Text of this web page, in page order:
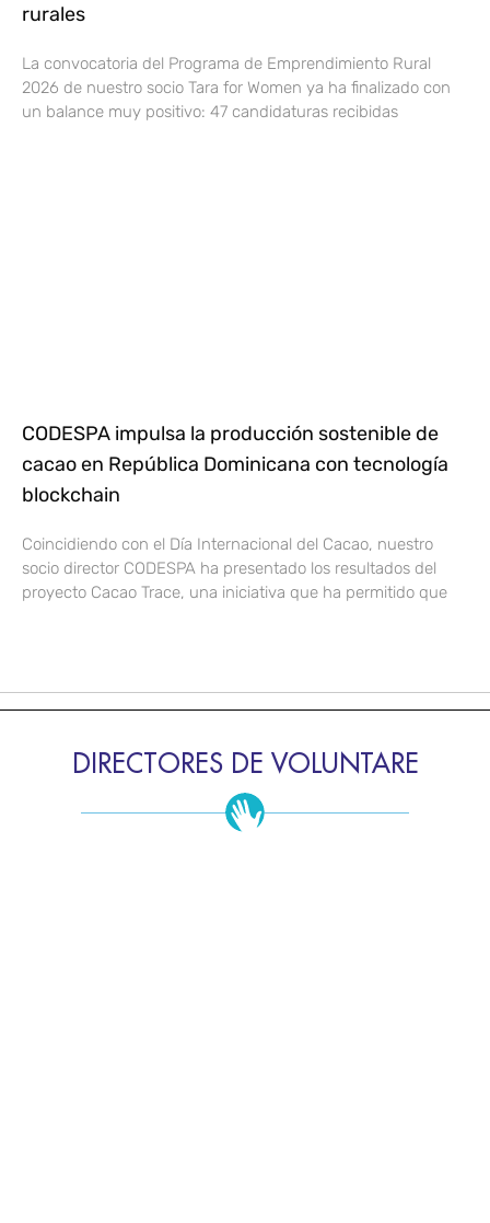
rurales
La convocatoria del Programa de Emprendimiento Rural
2026 de nuestro socio Tara for Women ya ha finalizado con
un balance muy positivo: 47 candidaturas recibidas
CODESPA impulsa la producción sostenible de
cacao en República Dominicana con tecnología
blockchain
Coincidiendo con el Día Internacional del Cacao, nuestro
socio director CODESPA ha presentado los resultados del
proyecto Cacao Trace, una iniciativa que ha permitido que
DIRECTORES DE VOLUNTARE